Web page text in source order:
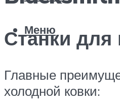
Меню
Станки для
Главные
холодной ковки: